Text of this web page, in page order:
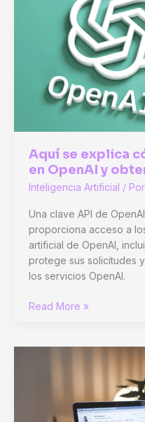
indetectable:
conversaciones
sutiles
IA
Aquí se explica
en OpenAI y
Inteligencia Artificial / Por
Una clave API de
proporciona acceso a
artificial de OpenAI,
protege sus solicitudes
los servicios OpenAI.
Aquí
Read More »